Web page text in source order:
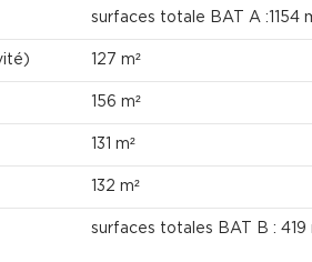
surfaces totale BAT A :1154
127 m²
156 m²
131 m²
132 m²
surfaces totales BAT B : 419